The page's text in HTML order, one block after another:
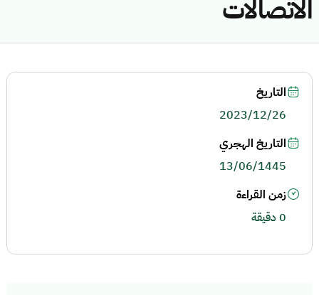
الاتصالات
التاريخ
2023/12/26
التاريخ الهجري
13/06/1445
زمن القراءة
0 دقيقة